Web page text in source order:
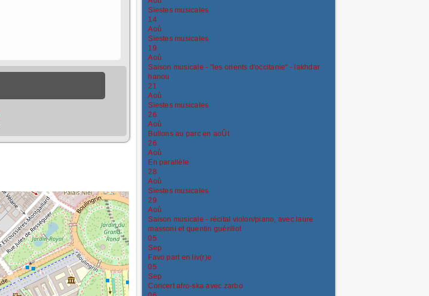
Siestes musicales
14
Aoû
Siestes musicales
19
Aoû
Saison musicale - "les orients d'occitanie" - lakhdar
hanou
21
Aoû
Siestes musicales
26
Aoû
Bullons au parc en aoÛt
26
Aoû
En parallèle
28
Aoû
Siestes musicales
29
Aoû
Saison musicale - récital violon/piano, avec laure
massoni et quentin guérillot
05
Sep
Favo part en liv(r)e
05
Sep
Concert afro-ska avec zarbo